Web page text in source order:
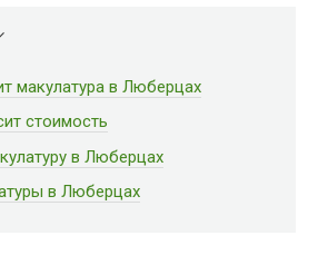
макулатура в Люберцах
стоимость
в Люберцах
в Люберцах